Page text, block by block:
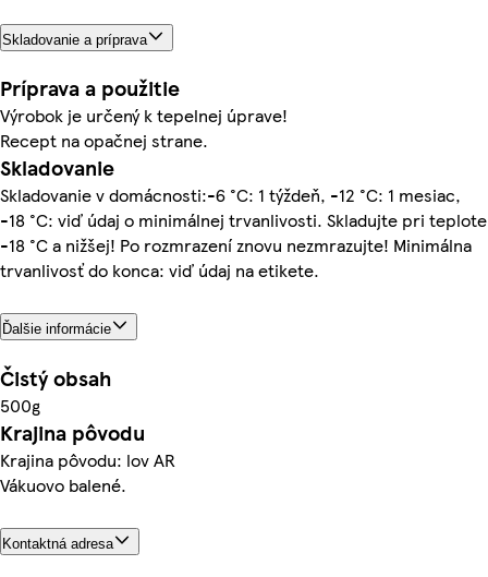
Skladovanie a príprava
Príprava a použitie
Výrobok je určený k tepelnej úprave!
Recept na opačnej strane.
Skladovanie
Skladovanie v domácnosti:-6 °C: 1 týždeň, -12 °C: 1 mesiac,
-18 °C: viď údaj o minimálnej trvanlivosti. Skladujte pri teplote
-18 °C a nižšej! Po rozmrazení znovu nezmrazujte! Minimálna
trvanlivosť do konca: viď údaj na etikete.
Ďalšie informácie
Čistý obsah
500g
Krajina pôvodu
Krajina pôvodu: lov AR
Vákuovo balené.
Kontaktná adresa